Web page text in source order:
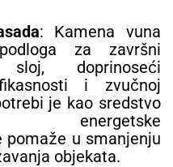
: Kamena vuna
za završni
sloj, doprinoseći
i zvučnoj
je kao sredstvo
energetske
pomaže u smanjenju
objekata.